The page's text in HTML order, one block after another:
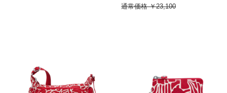
通常価格￥23,100